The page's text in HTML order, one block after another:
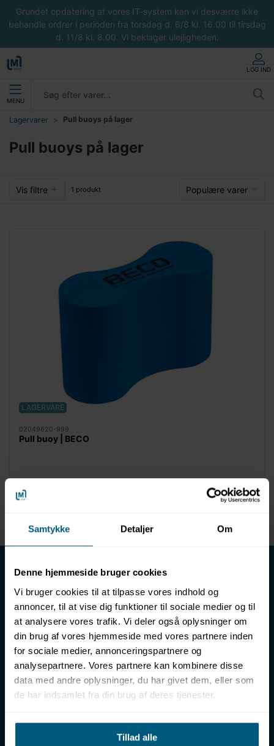
Samtykke Detaljer Om
Denne hjemmeside bruger cookies
Vi bruger cookies til at tilpasse vores indhold og
annoncer, til at vise dig funktioner til sociale medier og til
at analysere vores trafik. Vi deler også oplysninger om
din brug af vores hjemmeside med vores partnere inden
for sociale medier, annonceringspartnere og
analysepartnere. Vores partnere kan kombinere disse
data med andre oplysninger, du har givet dem, eller som
de har indsamlet fra din brug af deres tjenester.
Tillad alle
Grundet opdatering af vores IT-system kan vi desværre ikke
behandle ordrer i perioden fra torsdag d. 6/8 kl. 16.00 til tirsdag
d. 11/8 kl. 8.00. Vi beklager ulejligheden.
LOG IND
MENU
Lagervarer Pull buoys på lager
Pull buoys på lager
Vis filtre 1 produkt Populære varer
LAGERVARE
02049620-999
Pull buoy | BECO
LML SPORT er en engrosforhandler af alt til vand. Vores
sortiment omfatter f.eks. badetøj, svømmeudstyr, udstyr til
vandleg og vandsport, vandbehandling og teknik samt inventar
til vådrum, sauna & spa. Vores kunder er bl.a. svømmehaller,
badelande, friluftsbade, campingpladser, feriecentre,
idrætshaller og skoler. Vælg os som din leverandør, fordi vi har
over 50 års erfaring i branchen og tilbyder den højeste
ekspertise og bedste service.
Sverigesvej 12, 8700 Horsens
info@lml-sport.dk